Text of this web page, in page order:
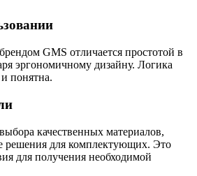
GMS отличается простотой в
эргономичному дизайну. Логика
понятна.
качественных материалов,
решения для комплектующих. Это
для получения необходимой